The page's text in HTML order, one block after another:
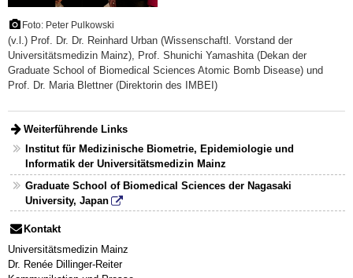
Foto: Peter Pulkowski
(v.l.) Prof. Dr. Dr. Reinhard Urban (Wissenschaftl. Vorstand der
Universitätsmedizin Mainz), Prof. Shunichi Yamashita (Dekan der
Graduate School of Biomedical Sciences Atomic Bomb Disease) und
Prof. Dr. Maria Blettner (Direktorin des IMBEI)
Weiterführende Links
Institut für Medizinische Biometrie, Epidemiologie und
Informatik der Universitätsmedizin Mainz
Graduate School of Biomedical Sciences der Nagasaki
University, Japan
Kontakt
Universitätsmedizin Mainz
Dr. Renée Dillinger-Reiter